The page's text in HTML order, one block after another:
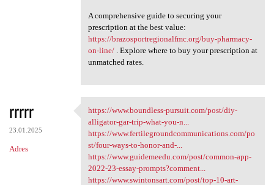
A comprehensive guide to securing your
prescription at the best value:
https://brazosportregionalfmc.org/buy-pharmacy-
on-line/. Explore where to buy your prescription at
unmatched rates.
rrrrr
23.01.2025
Adres
https://www.boundless-pursuit
https://www.boundless-pursuit.com/post/diy-
alligator-gar-trip-what-you-n...
https://www.fertilegroundcommunications.com/po
st/four-ways-to-honor-and-...
https://www.guidemeedu.com/post/common-app-
2022-23-essay-prompts?comment...
https://www.swintonsart.com/post/top-10-art-